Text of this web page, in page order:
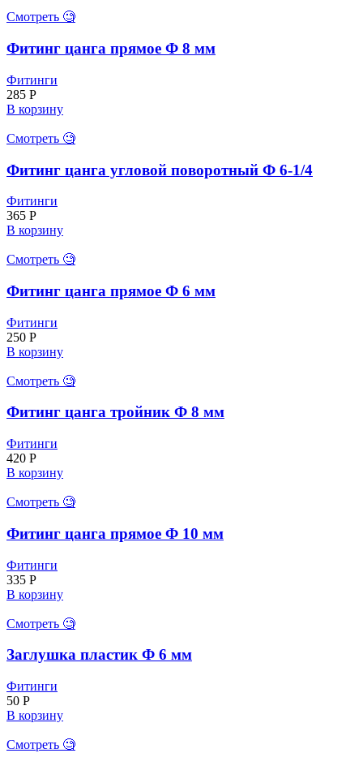
Смотреть 🧐
Фитинг цанга прямое Ф 8 мм
Фитинги
285 Р
В корзину
Смотреть 🧐
Фитинг цанга угловой поворотный Ф 6-1/4
Фитинги
365 Р
В корзину
Смотреть 🧐
Фитинг цанга прямое Ф 6 мм
Фитинги
250 Р
В корзину
Смотреть 🧐
Фитинг цанга тройник Ф 8 мм
Фитинги
420 Р
В корзину
Смотреть 🧐
Фитинг цанга прямое Ф 10 мм
Фитинги
335 Р
В корзину
Смотреть 🧐
Заглушка пластик Ф 6 мм
Фитинги
50 Р
В корзину
Смотреть 🧐